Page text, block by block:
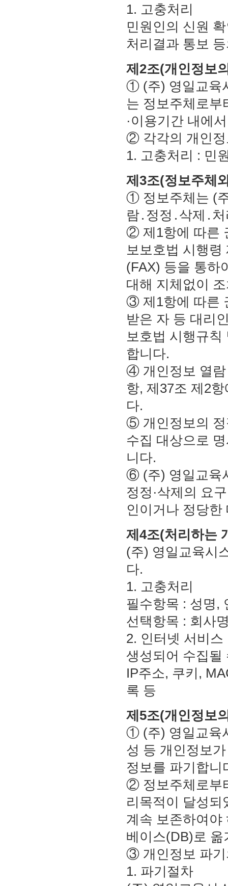
1. 고충처리
민원인의 신원
처리결과 통보
제2조(개인정보
① (주) 영일교육
는 정보주체로
·이용기간 내에
② 각각의 개인정
1. 고충처리 : 민
제3조(정보주체
① 정보주체는 (
람․정정․삭제․
② 제1항에 따른
보보호법 시행령
(FAX) 등을 통하
대해 지체없이
③ 제1항에 따른
받은 자 등 대리
보호법 시행규칙
합니다.
④ 개인정보 열람
항, 제37조 제2
다.
⑤ 개인정보의 정
수집 대상으로
니다.
⑥ (주) 영일교육
정정·삭제의 요
인이거나 정당
제4조(처리하는
(주) 영일교육시
다.
1. 고충처리
필수항목 : 성명,
선택항목 : 회사
2. 인터넷 서비
생성되어 수집될
IP주소, 쿠키,
록 등
제5조(개인정보
① (주) 영일교육
성 등 개인정보
정보를 파기합니
② 정보주체로부
리목적이 달성
계속 보존하여야
베이스(DB)로
③ 개인정보 파기
1. 파기절차